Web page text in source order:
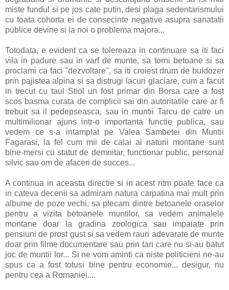
miste fundul si pe jos cate putin, desi plaga sedentarismului
cu toata cohorta ei de consecinte negative asupra sanatatii
publice devine si la noi o problema majora...
Totodata, e evident ca se tolereaza in continuare sa iti faci
vila in padure sau in varf de munte, sa torni betoane si sa
proclami ca faci "dezvoltare", sa iti croiest drum de buldozer
prin pajistea alpina si sa distrugi lacuri glaciare, cum a facut
in trecut cu taul Stiol un fost primar din Borsa care a fost
scos basma curata de complicii sai din autoritatile care ar fi
trebuit sa il pedepseasca, sau in muntii Tarcu de catre un
multimilionar ajuns intr-o importanta functie publica, sau
vedem ce s-a intamplat pe Valea Sambetei din Muntii
Fagarasi, la fel cum mii de calai ai naturii montane sunt
bine-mersi cu statut de demnitar, functionar public, personal
silvic sau om de afaceri de succes...
A continua in aceasta directie si in acest ritm poate face ca
in cateva decenii sa admiram natura carpatina mai mult prin
albume de poze vechi, sa plecam dintre betoanele oraselor
pentru a vizita betoanele muntilor, sa vedem animalele
montane doar la gradina zoologica sau impaiate prin
pensiuni de prost gust si sa vedem rauri adevarate de munte
doar prin filme documentare sau prin tari care nu si-au batut
joc de muntii lor... Si ne vom aminti ca niste politicieni ne-au
spus ca a fost totusi bine pentru economie... desigur, nu
pentru cea a Romaniei....